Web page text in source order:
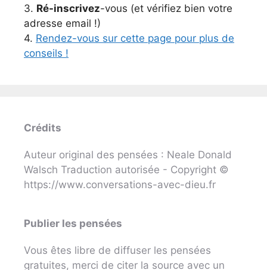
3. Ré-inscrivez-vous (et vérifiez bien votre
adresse email !)
4. Rendez-vous sur cette page pour plus de
conseils !
Crédits
Auteur original des pensées : Neale Donald
Walsch Traduction autorisée - Copyright ©
https://www.conversations-avec-dieu.fr
Publier les pensées
Vous êtes libre de diffuser les pensées
gratuites, merci de citer la source avec un